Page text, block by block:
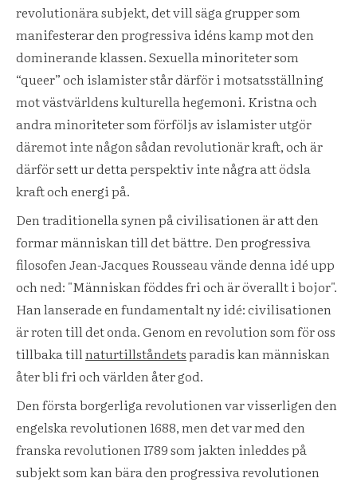
revolutionära subjekt, det vill säga grupper som
manifesterar den progressiva idéns kamp mot den
dominerande klassen. Sexuella minoriteter som
“queer” och islamister står därför i motsatsställning
mot västvärldens kulturella hegemoni. Kristna och
andra minoriteter som förföljs av islamister utgör
däremot inte någon sådan revolutionär kraft, och är
därför sett ur detta perspektiv inte några att ödsla
kraft och energi på.
Den traditionella synen på civilisationen är att den
formar människan till det bättre. Den progressiva
filosofen Jean-Jacques Rousseau vände denna idé upp
och ned: "Människan föddes fri och är överallt i bojor".
Han lanserade en fundamentalt ny idé: civilisationen
är roten till det onda. Genom en revolution som för oss
tillbaka till naturtillståndetsparadis kan människan
åter bli fri och världen åter god.
Den första borgerliga revolutionen var visserligen den
engelska revolutionen 1688, men det var med den
franska revolutionen 1789 som jakten inleddes på
subjekt som kan bära den progressiva revolutionen